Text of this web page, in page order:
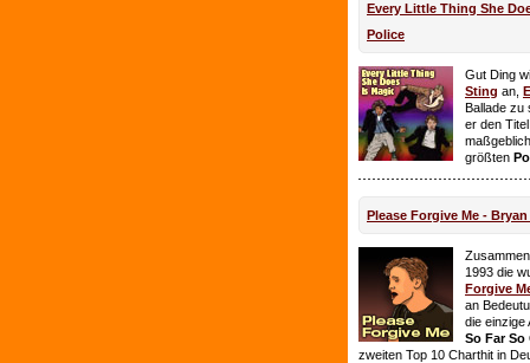
Every Little Thing She
Police
Gut Ding
Sting an,
Ballade zu
er den
größten
Please Forgive Me -
1993 die
Forgive
an
die einzige
So Far So
zweiten Top 10 Charthit in